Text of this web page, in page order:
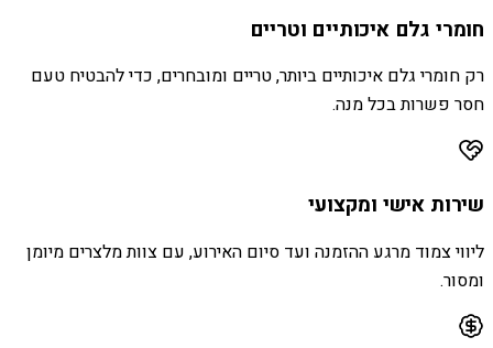
חומרי גלם איכותיים וטריים
רק חומרי גלם איכותיים ביותר, טריים ומובחרים, כדי להבטיח טעם
חסר פשרות בכל מנה.
שירות אישי ומקצועי
ליווי צמוד מרגע ההזמנה ועד סיום האירוע, עם צוות מלצרים מיומן
ומסור.